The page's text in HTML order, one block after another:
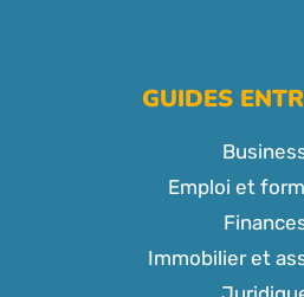
GUIDES
Emploi et
Immobilier et